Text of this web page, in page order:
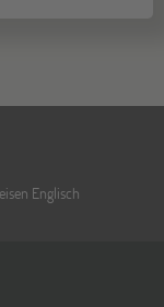
Englisch